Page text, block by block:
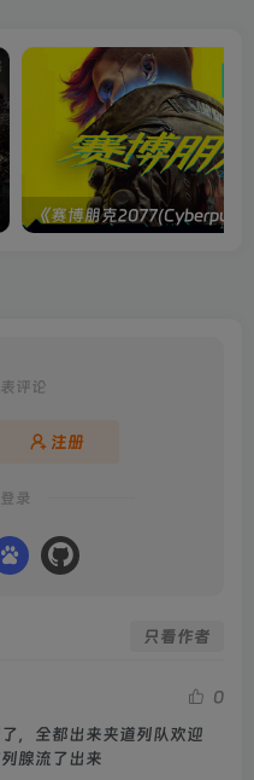
评论
注册
录
只看作者
0
，全都出来夹道列队欢迎
腺流了出来